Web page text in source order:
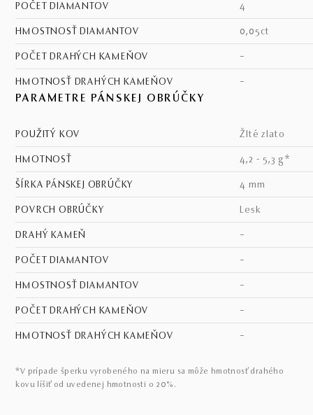
POČET DIAMANTOV 4
HMOSTNOSŤ DIAMANTOV 0,05ct
POČET DRAHÝCH KAMEŇOV –
HMOTNOSŤ DRAHÝCH KAMEŇOV –
PARAMETRE PÁNSKEJ OBRÚČKY
POUŽITÝ KOV žlté zlato
HMOTNOSŤ 4,2 - 5,3 g*
ŠÍRKA PÁNSKEJ OBRÚČKY 4 mm
POVRCH OBRÚČKY lesk
DRAHÝ KAMEŇ –
POČET DIAMANTOV –
HMOSTNOSŤ DIAMANTOV –
POČET DRAHÝCH KAMEŇOV –
HMOTNOSŤ DRAHÝCH KAMEŇOV –
*V prípade šperku vyrobeného na mieru sa môže hmotnosť drahého
kovu líšiť od uvedenej hmotnosti o 20%.